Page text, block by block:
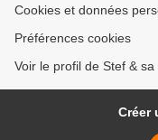
Cookies et données
Préférences cookies
Voir le profil de Stef &
Créer